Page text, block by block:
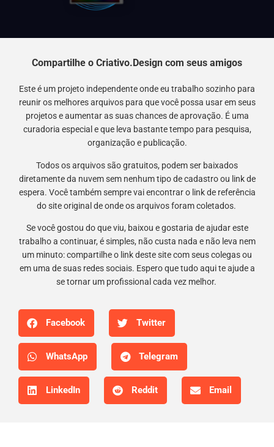
Compartilhe o Criativo.Design com seus amigos
Este é um projeto independente onde eu trabalho sozinho para
reunir os melhores arquivos para que você possa usar em seus
projetos e aumentar as suas chances de aprovação. É uma
curadoria especial e que leva bastante tempo para pesquisa,
organização e publicação.
Todos os arquivos são gratuitos, podem ser baixados
diretamente da nuvem sem nenhum tipo de cadastro ou link de
espera. Você também sempre vai encontrar o link de referência
do site original de onde os arquivos foram coletados.
Se você gostou do que viu, baixou e gostaria de ajudar este
trabalho a continuar, é simples, não custa nada e não leva nem
um minuto: compartilhe o link deste site com seus colegas ou
em uma de suas redes sociais. Espero que tudo aqui te ajude a
se tornar um profissional cada vez melhor.
Facebook Twitter
WhatsApp Telegram
LinkedIn Reddit Email